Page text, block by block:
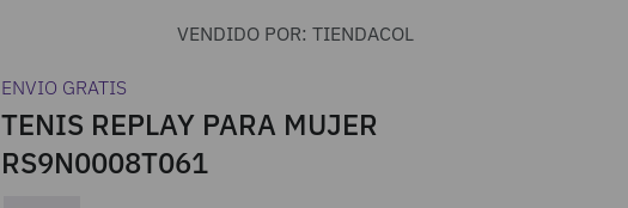
VENDIDO POR:TIENDACOL
ENVIO GRATIS
TENIS REPLAY PARA MUJER
RS9N0008T061